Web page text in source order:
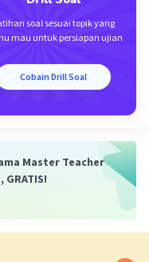
soal sesuai topik yang
mau untuk persiapan ujian
Cobain Drill Soal
Master Teacher